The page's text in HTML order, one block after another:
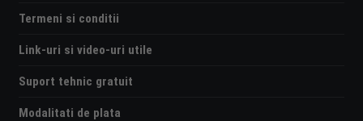
Termeni si conditii
Link-uri si video-uri utile
Suport tehnic gratuit
Modalitati de plata